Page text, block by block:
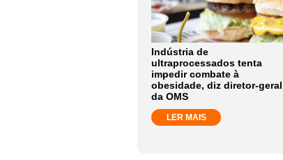
Indústria de
ultraprocessados tenta
impedir combate à
obesidade, diz diretor-geral
da OMS
LER MAIS